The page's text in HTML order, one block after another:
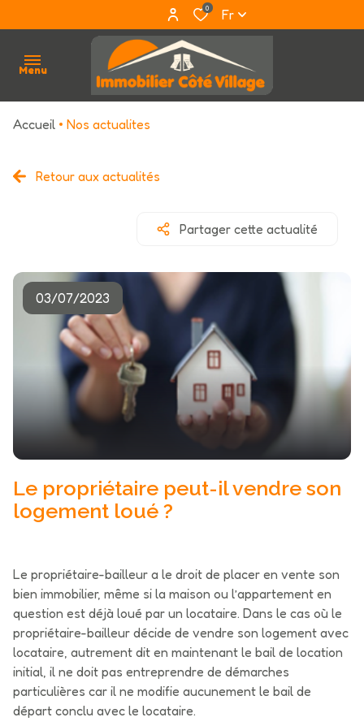
0 Fr
Menu
qui
louer
estimation
actualités
contact
Accueil Nos actualites
Retour aux actualités
Partager cette actualité
03/07/2023
Le propriétaire peut-il vendre son
logement loué ?
Le propriétaire-bailleur a le droit de placer en vente son
bien immobilier, même si la maison ou l’appartement en
question est déjà loué par un locataire. Dans le cas où le
propriétaire-bailleur décide de vendre son logement avec
locataire, autrement dit en maintenant le bail de location
initial, il ne doit pas entreprendre de démarches
particulières car il ne modifie aucunement le bail de
départ conclu avec le locataire.